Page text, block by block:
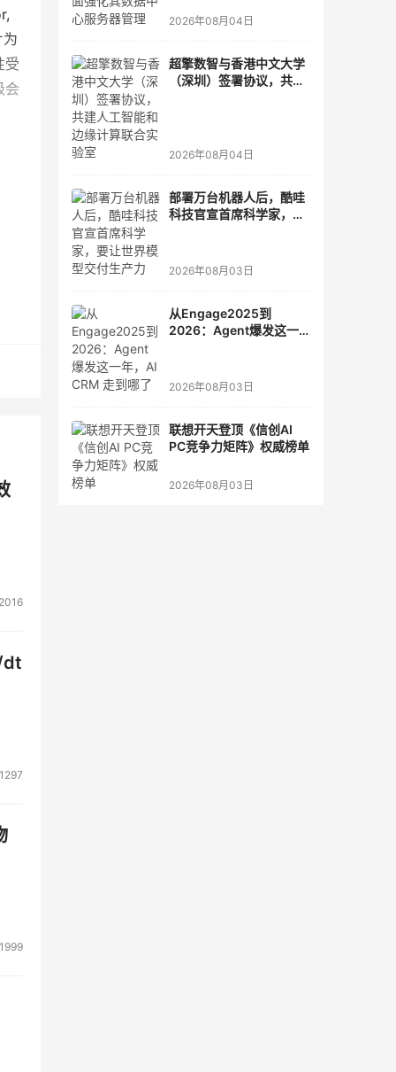
受
会
2016
dt
1297
1999
2026年08月04日
超擎数智与香港中文大学
（深圳）签署协议，共建
2026年08月04日
部署万台机器人后，酷哇
科技官宣首席科学家，要
2026年08月03日
从Engage2025到
2026：Agent爆发这一
2026年08月03日
联想开天登顶《信创AI
PC竞争力矩阵》权威榜单
2026年08月03日